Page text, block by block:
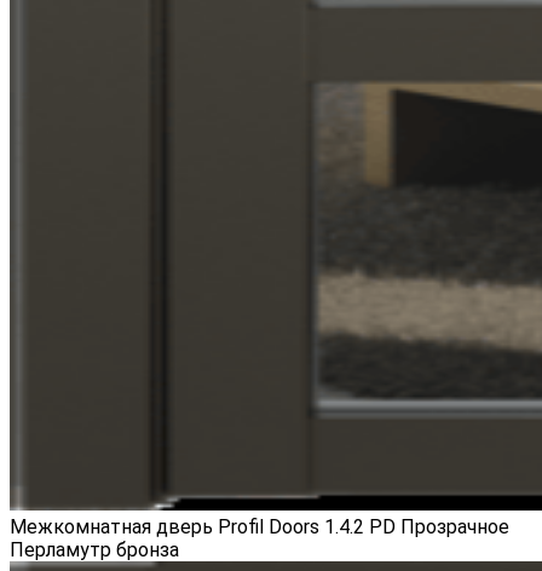
Межкомнатная дверь Profil Doors 1.4.2 PD Прозрачное
Перламутр бронза